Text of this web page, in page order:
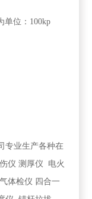
单位：100kp
专业生产各种在
仪 测厚仪 电火
体检仪 四合一